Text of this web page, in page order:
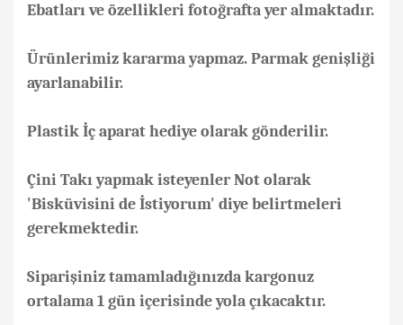
Ebatları ve özellikleri fotoğrafta yer almaktadır.
Ürünlerimiz kararma yapmaz. Parmak genişliği
ayarlanabilir.
Plastik İç aparat hediye olarak gönderilir.
Çini Takı yapmak isteyenler Not olarak
'Bisküvisini de İstiyorum' diye belirtmeleri
gerekmektedir.
Siparişiniz tamamladığınızda kargonuz
ortalama 1 gün içerisinde yola çıkacaktır.